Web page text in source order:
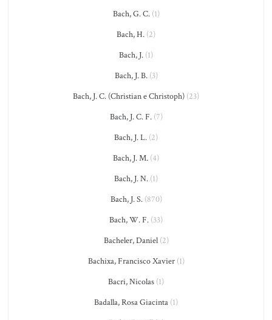
Bach, G. C.(1)
Bach, H. (2)
Bach, J. (1)
Bach, J. B.(3)
Bach, J. C. (Christian e Christoph) (23)
Bach, J. C. F.(7)
Bach, J. L. (2)
Bach, J. M. (4)
Bach, J. N. (1)
Bach, J. S.(870)
Bach, W. F. (33)
Bacheler, Daniel(2)
Bachixa, Francisco Xavier(1)
Bacri, Nicolas (1)
Badalla, Rosa Giacinta (1)